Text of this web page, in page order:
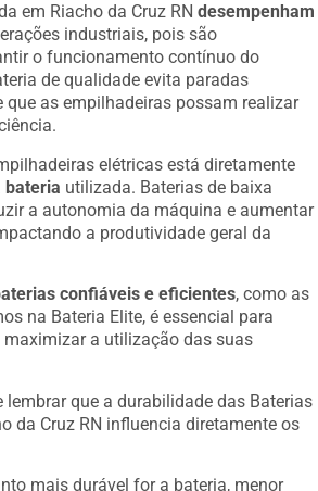
industriais, pois são
o funcionamento contínuo do
de qualidade evita paradas
que as empilhadeiras possam realizar
elétricas está diretamente
bateria utilizada. Baterias de baixa
a autonomia da máquina e aumentar
a produtividade geral da
confiáveis e eficientes , como as
na Bateria Elite, é essencial para
maximizar a utilização das suas
que a durabilidade das Baterias
da Cruz RN influencia diretamente os
mais durável for a bateria, menor